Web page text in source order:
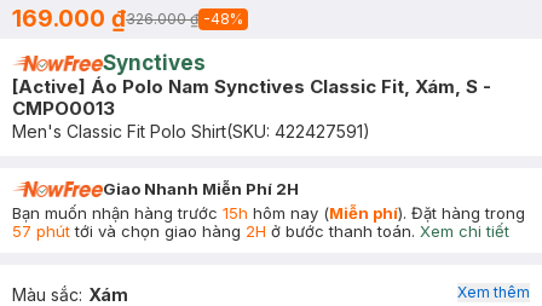
169.000 ₫326.000 ₫ -48%
Synctives
[Active] Áo Polo Nam Synctives Classic Fit, Xám, S -
CMPO0013
Men's Classic Fit Polo Shirt(SKU: 422427591)
Giao Nhanh Miễn Phí 2H
Bạn muốn nhận hàng trước 15h hôm nay (Miễn phí). Đặt hàng trong
57 phúttới và chọn giao hàng 2H ở bước thanh toán. Xem chi tiết
Màu sắc: Xám Xem thêm